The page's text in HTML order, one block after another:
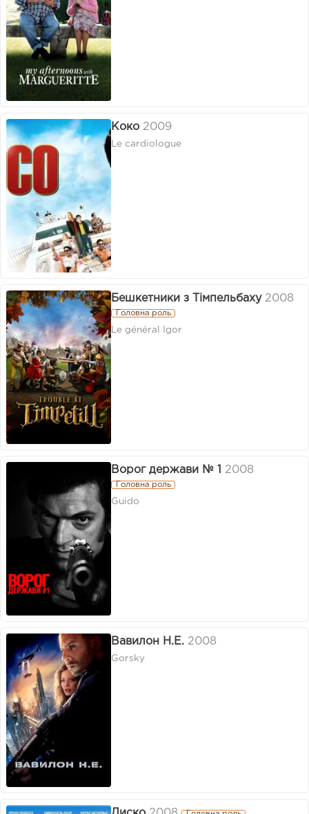
Коко 2009
Le cardiologue
Бешкетники з Тімпельбаху 2008
Головна роль
Le général Igor
Ворог держави № 1 2008
Головна роль
Guido
Вавилон Н.Е. 2008
Gorsky